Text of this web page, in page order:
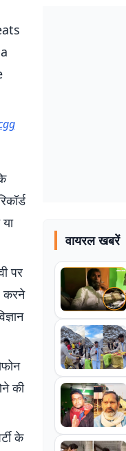
पर
करने
की
के
वायरल खबरें